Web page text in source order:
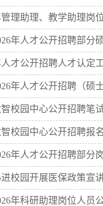
理助理、教学助理岗
年人才公开招聘部分
才公开招聘人才认定
年人才公开招聘（硕
校园中心公开招聘笔
校园中心公开招聘报
年人才公开招聘部分
校园开展医保政策宣
年科研助理岗位人员